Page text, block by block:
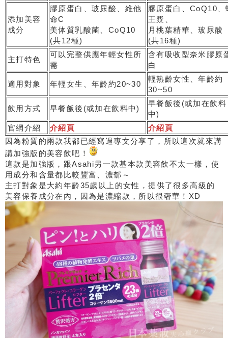
添加美容
成分
膠原蛋白、玻尿酸、維他
命C
美体質乳酸菌、CoQ10
(共12種)
膠原蛋白、CoQ10、
王漿、
月桃葉精華、玻尿酸
(共16種)
主打特色
可以完整供應年輕女性所
需
含有吸收型奈米膠原
白
適用對象 年輕女生、年齡約20~30
輕熟齡女性、年齡約
30~50
飲用方式 早餐飯後(或加在飲料中)
早餐飯後(或加在飲料
中)
官網介紹
介紹頁
介紹頁
因為粉質的兩款我都已經寫過專文分享了，所以這次就來講
講加強版的美容飲吧！
這款是加強版，跟Asahi另一款基本款美容飲不太一樣，使
用成分和含量都比較豐富、濃郁～
主打對象是大約年齡35歲以上的女性，提供了很多高級的
美容保養成分在內，因為是濃縮款，所以很奢華！XD